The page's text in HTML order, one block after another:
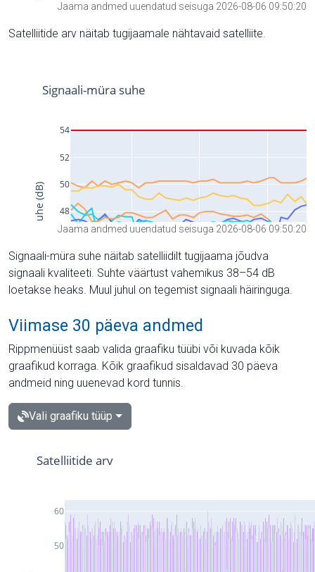
Jaama andmed uuendatud seisuga 2026-08-06 09:50:20
Satelliitide arv näitab tugijaamale nähtavaid satelliite.
Jaama andmed uuendatud seisuga 2026-08-06 09:50:20
Signaali-müra suhe näitab satelliidilt tugijaama jõudva
signaali kvaliteeti. Suhte väärtust vahemikus 38–54 dB
loetakse heaks. Muul juhul on tegemist signaali häiringuga.
Viimase 30 päeva andmed
Rippmenüüst saab valida graafiku tüübi või kuvada kõik
graafikud korraga. Kõik graafikud sisaldavad 30 päeva
andmeid ning uuenevad kord tunnis.
Vali graafiku tüüp
50
60
Satelliitide arv